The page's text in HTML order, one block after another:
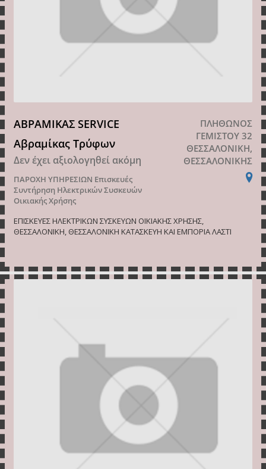
ΑΒΡΑΜΙΚΑΣ SERVICE
Αβραμίκας Τρύφων
Δεν έχει αξιολογηθεί ακόμη
ΠΑΡΟΧΗ ΥΠΗΡΕΣΙΩΝ Επισκευές
Συντήρηση Ηλεκτρικών Συσκευών
Οικιακής Χρήσης
ΠΛΗΘΩΝΟΣ
ΓΕΜΙΣΤΟΥ 32
ΘΕΣΣΑΛΟΝΙΚΗ,
ΘΕΣΣΑΛΟΝΙΚΗΣ
ΕΠΙΣΚΕΥΕΣ ΗΛΕΚΤΡΙΚΩΝ ΣΥΣΚΕΥΩΝ ΟΙΚΙΑΚΗΣ ΧΡΗΣΗΣ,
ΘΕΣΣΑΛΟΝΙΚΗ, ΘΕΣΣΑΛΟΝΙΚΗ ΚΑΤΑΣΚΕΥΗ ΚΑΙ ΕΜΠΟΡΙΑ ΛΑΣΤΙ